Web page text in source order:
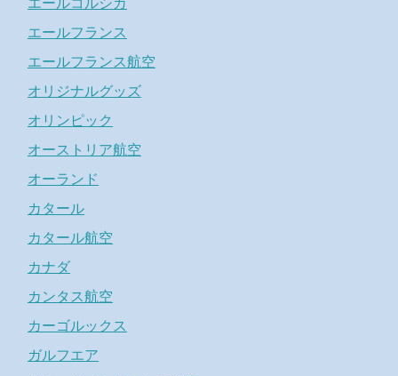
エールコルシカ
エールフランス
エールフランス航空
オリジナルグッズ
オリンピック
オーストリア航空
オーランド
カタール
カタール航空
カナダ
カンタス航空
カーゴルックス
ガルフエア